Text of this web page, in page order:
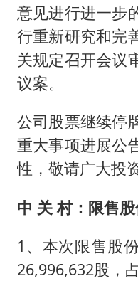
意见进行进一步
行重新研究和完
关规定召开会议
议案。
公司股票继续停
重大事项进展公
性，敬请广大投
中 关 村：限售
1、本次限售股
26,996,632股，